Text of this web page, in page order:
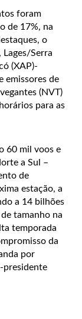
foram
de 17%, na
o
Serra
(XAP)-
emissores de
(NVT)
para as
60 mil voos e
a Sul –
de
estação, a
a 14 bilhões
tamanho na
temporada
da
por
presidente